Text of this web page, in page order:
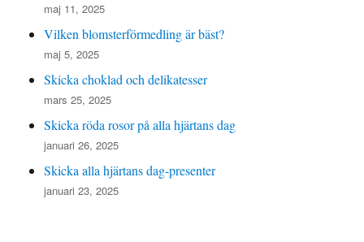
maj 11, 2025
Vilken blomsterförmedling är bäst?
maj 5, 2025
Skicka choklad och delikatesser
mars 25, 2025
Skicka röda rosor på alla hjärtans dag
januari 26, 2025
Skicka alla hjärtans dag-presenter
januari 23, 2025